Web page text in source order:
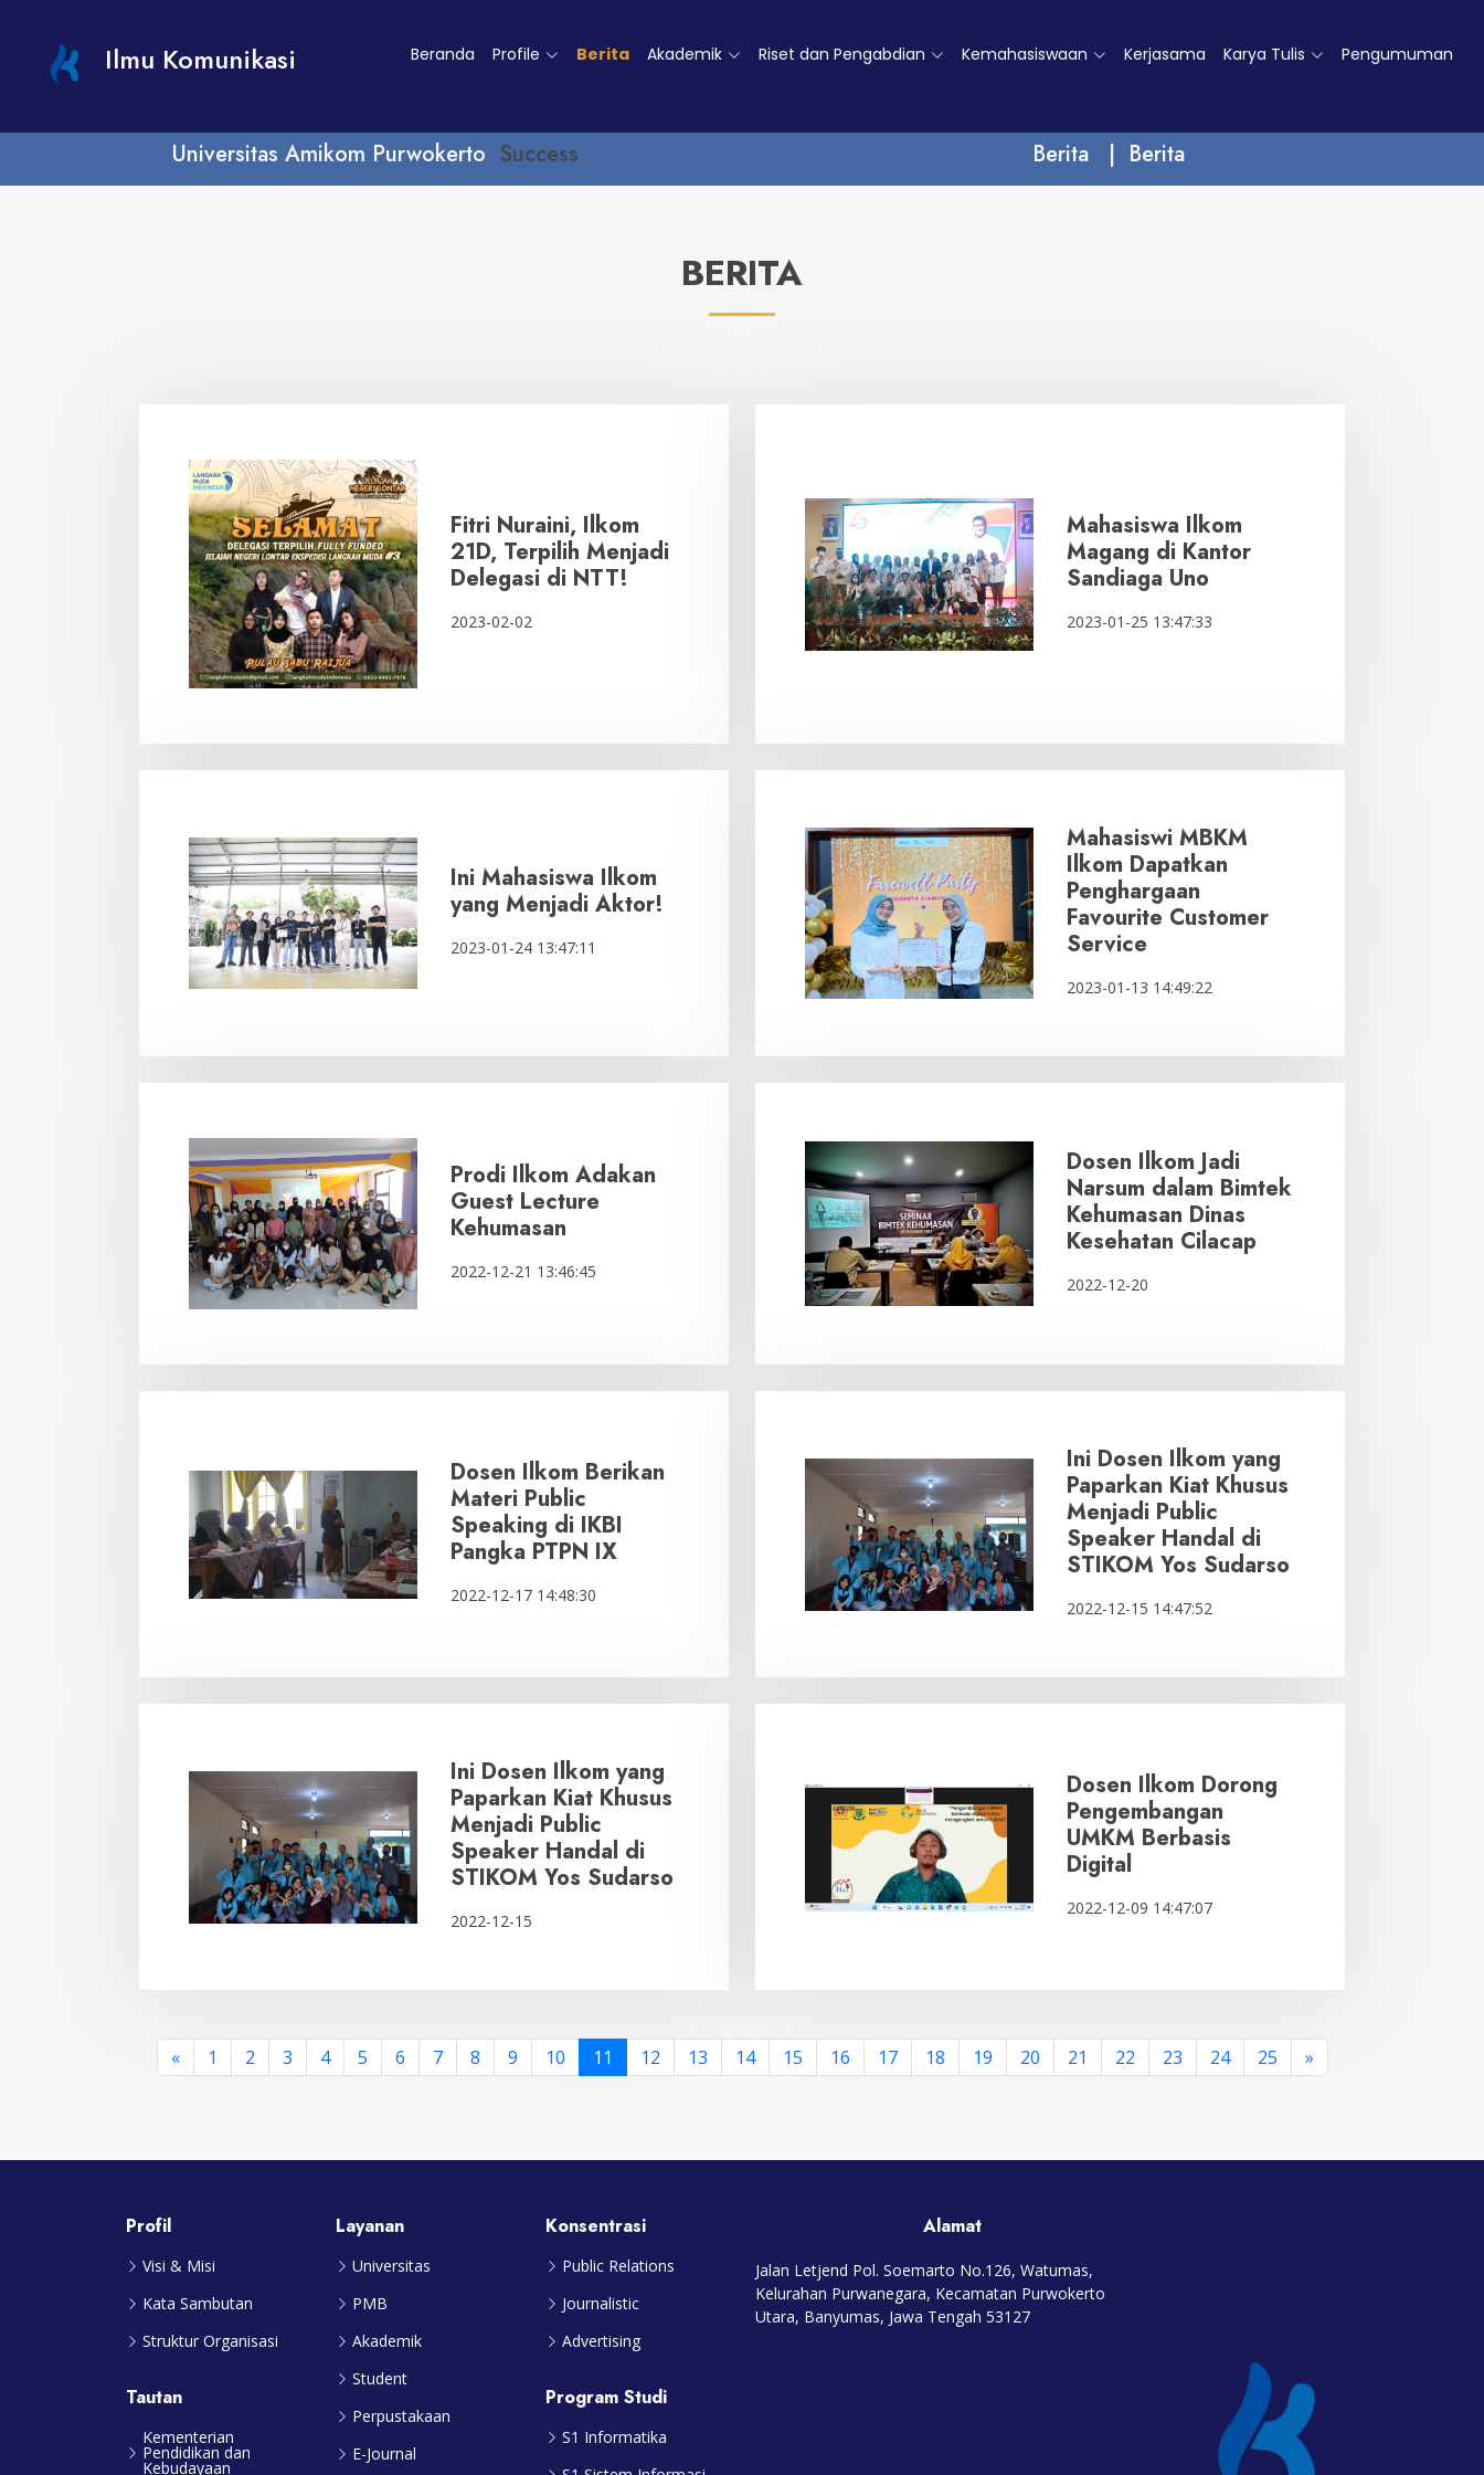
Ilmu Komunikasi Beranda Profile Berita Akademik Riset dan Pengabdian Kemahasiswaan Kerjasama Karya Tulis Pengumuman
Universitas Amikom Purwokerto Success Berita | Berita
BERITA
Fitri Nuraini, Ilkom
21D, Terpilih Menjadi
Delegasi di NTT!
2023-02-02
Mahasiswa Ilkom
Magang di Kantor
Sandiaga Uno
2023-01-25 13:47:33
Ini Mahasiswa Ilkom
yang Menjadi Aktor!
2023-01-24 13:47:11
Mahasiswi MBKM
Ilkom Dapatkan
Penghargaan
Favourite Customer
Service
2023-01-13 14:49:22
Prodi Ilkom Adakan
Guest Lecture
Kehumasan
2022-12-21 13:46:45
Dosen Ilkom Jadi
Narsum dalam Bimtek
Kehumasan Dinas
Kesehatan Cilacap
2022-12-20
Dosen Ilkom Berikan
Materi Public
Speaking di IKBI
Pangka PTPN IX
2022-12-17 14:48:30
Ini Dosen Ilkom yang
Paparkan Kiat Khusus
Menjadi Public
Speaker Handal di
STIKOM Yos Sudarso
2022-12-15 14:47:52
Ini Dosen Ilkom yang
Paparkan Kiat Khusus
Menjadi Public
Speaker Handal di
STIKOM Yos Sudarso
2022-12-15
Dosen Ilkom Dorong
Pengembangan
UMKM Berbasis
Digital
2022-12-09 14:47:07
« 1 2 3 4 5 6 7 8 9 10 11 12 13 14 15 16 17 18 19 20 21 22 23 24 25 »
Profil
Visi & Misi
Kata Sambutan
Struktur Organisasi
Tautan
Kementerian
Pendidikan dan
Kebudayaan
Layanan
Universitas
PMB
Akademik
Student
Perpustakaan
E-Journal
Konsentrasi
Public Relations
Journalistic
Advertising
Program Studi
S1 Informatika
Alamat
Jalan Letjend Pol. Soemarto No.126, Watumas,
Kelurahan Purwanegara, Kecamatan Purwokerto
Utara, Banyumas, Jawa Tengah 53127